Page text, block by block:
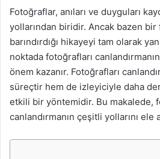
Fotoğraflar, anıları ve duyguları
yollarından biridir. Ancak bazen
barındırdığı hikayeyi tam olarak
noktada fotoğrafları
önem kazanır. Fotoğrafları
süreçtir hem de izleyiciyle daha
etkili bir yöntemidir. Bu makalede,
canlandırmanın çeşitli yollarını ele